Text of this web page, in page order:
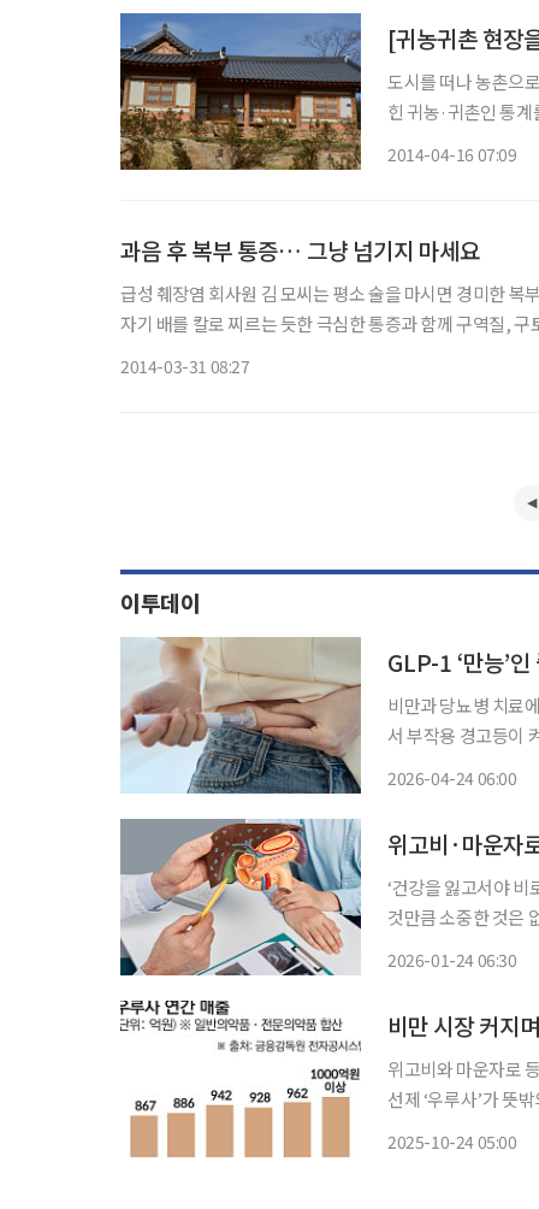
도시를 떠나 농촌으
힌 귀농·귀촌인 통
2014-04-16 07:09
과음 후 복부 통증… 그냥 넘기지 마세요
급성 췌장염 회사원 김 모씨는 평소 술을 마시면 경미한 복부 통증을 느꼈지만 대수롭지 않게 여겼다. 하지만 최근 과음한 다음날 갑
자기 배를 칼로 찌르는 듯한 극심한 통증과 함께 구역질,
2014-03-31 08:27
이투데이
GLP-1 ‘만능’
비만과 당뇨병 치료
서 부작용 경고등이
2026-04-24 06:00
위고비·마운자
‘건강을 잃고서야
것만큼 소중한 것은
2026-01-24 06:30
비만 시장 커지
위고비와 마운자로
선제 ‘우루사’가 뜻
2025-10-24 05:00